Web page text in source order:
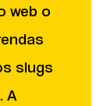
web o
slugs
A